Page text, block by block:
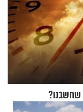
שחשבנו?